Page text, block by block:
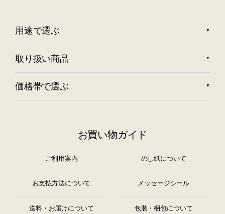
用途で選ぶ
取り扱い商品
価格帯で選ぶ
お買い物ガイド
ご利用案内 のし紙について
お支払方法について メッセージシール
送料・お届けについて 包装・梱包について